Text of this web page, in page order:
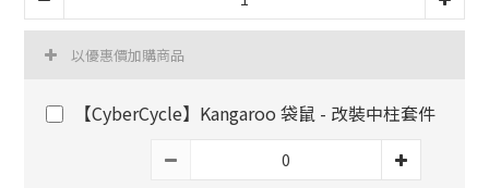
以優惠價加購商品
【CyberCycle】Kangaroo 袋鼠 - 改裝中柱套件